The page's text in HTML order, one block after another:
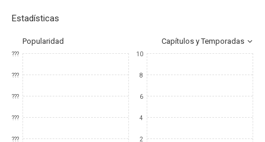
Estadísticas
Popularidad Capítulos y Temporadas
???
???
???
???
???
10
8
6
4
2